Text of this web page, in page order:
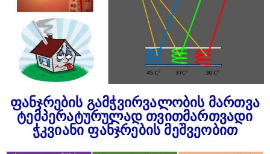
ფანჯრების გამჭვირვალობის მართვა
ტემპერატურულად თვითმართვადი
ჭკვიანი ფანჯრების მეშვეობით